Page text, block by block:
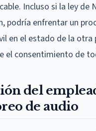
Incluso si la ley de
podría enfrentar un
en el estado de la otra
el consentimiento de
del
de audio